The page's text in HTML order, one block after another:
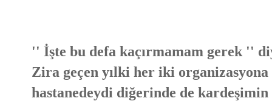
'' İşte bu defa kaçırmamam gerek ''
Zira geçen yılki her iki
hastanedeydi diğerinde de kardeşimin